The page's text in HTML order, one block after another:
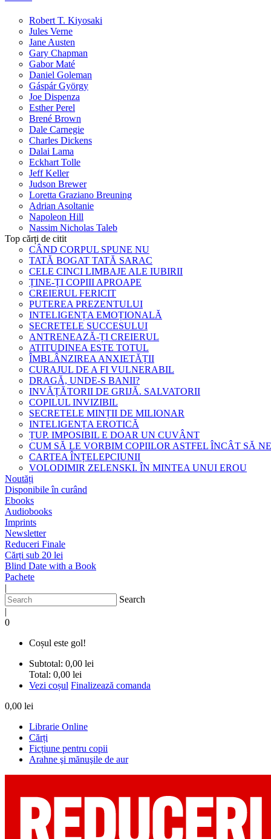
Robert T. Kiyosaki
Jules Verne
Jane Austen
Gary Chapman
Gabor Maté
Daniel Goleman
Gáspár György
Joe Dispenza
Esther Perel
Brené Brown
Dale Carnegie
Charles Dickens
Dalai Lama
Eckhart Tolle
Jeff Keller
Judson Brewer
Loretta Graziano Breuning
Adrian Asoltanie
Napoleon Hill
Nassim Nicholas Taleb
Top cărți de citit
CÂND CORPUL SPUNE NU
TATĂ BOGAT TATĂ SARAC
CELE CINCI LIMBAJE ALE IUBIRII
ȚINE-ȚI COPIII APROAPE
CREIERUL FERICIT
PUTEREA PREZENTULUI
INTELIGENȚA EMOȚIONALĂ
SECRETELE SUCCESULUI
ANTRENEAZĂ-ȚI CREIERUL
ATITUDINEA ESTE TOTUL
ÎMBLÂNZIREA ANXIETĂȚII
CURAJUL DE A FI VULNERABIL
DRAGĂ, UNDE-S BANII?
INVĂȚĂTORII DE GRIJĂ. SALVATORII
COPILUL INVIZIBIL
SECRETELE MINȚII DE MILIONAR
INTELIGENȚA EROTICĂ
ȚUP. IMPOSIBIL E DOAR UN CUVÂNT
CUM SĂ LE VORBIM COPIILOR ASTFEL ÎNCÂT SĂ
CARTEA ÎNȚELEPCIUNII
VOLODIMIR ZELENSKI. ÎN MINTEA UNUI EROU
Noutăți
Disponibile în curând
Ebooks
Audiobooks
Imprints
Newsletter
Reduceri Finale
Cărți sub 20 lei
Blind Date with a Book
Pachete
|
Search
|
0
Coșul este gol!
Subtotal: 0,00 lei
Total: 0,00 lei
Vezi coșul Finalizează comanda
0,00 lei
Librarie Online
Cărți
Ficțiune pentru copii
Arahne şi mănuşile de aur